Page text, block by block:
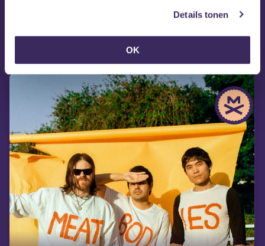
Details tonen
OK
MEZZ tipt